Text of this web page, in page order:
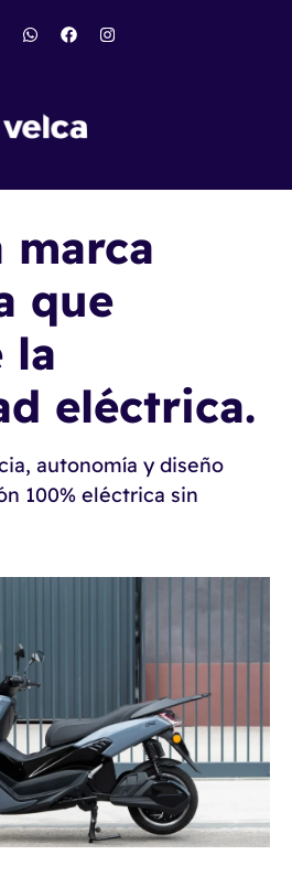
marca
que
la
eléctrica.
autonomía y diseño
100% eléctrica sin